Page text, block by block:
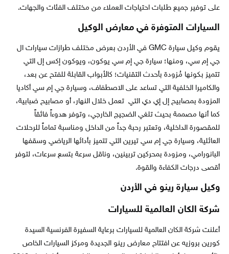
على توفير جميع طلبات احتياجات العملاء من مختلف الفئات والجهات.
السيارات المتوفرة في معارض الوكيل
يقوم وكيل سيارة GMC في الأردن بعرض مختلف طرازات سيارات ال
جي إم سي، ومنها؛ سيارة جي إم سي يوكون، ويوكون إكس إل التي
تتميز بكونها مُزودة بأحدث التقنيات؛ كالأبواب القابلة للفتح عن بعد،
والكاميرا الخلفية التي تساعد على الاصطفاف، وسيارة جي إم سي أكاديا
المزودة بمصابيح إل إي دي التي تعمل خلال النهار، أو مصابيح ضبابية،
كما أنها مصممة بحيث تلغي الضجيج الخارجي، وتوفر هدوءاً فائقاً
للمقصورة الداخلية، وتعتبر رحبة جداً من الداخل ومناسبة تماماً للرحلات
العائلية، وسيارة جي إم سي تيرين التي تتميز بأدائها الرياضي وسقفها
البانورامي، ومزودة بمحركين تربينين، وناقل سرعة بتسع سرعات، لتوفر
أقصى درجات الكفاءة والقوة.
وكيل سيارة رينو في الأردن
شركة الكان العالمية للسيارات
أعلنت شركة الكان العالمية للسيارات برعاية السفيرة الفرنسية السيدة
كورين بروزيه عن افتتاح معارض رينو الجديدة ومركز السيارات الخاص